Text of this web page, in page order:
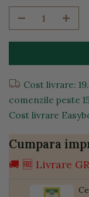
Cost livrare:
comenzile peste
Cost livrare
Cumpara
🚚 🆓 Livrare